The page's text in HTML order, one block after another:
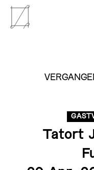
Tatort